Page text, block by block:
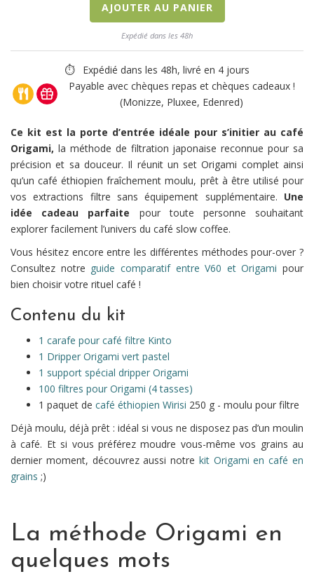
AJOUTER AU PANIER
Expédié dans les 48h
⏱ Expédié dans les 48h, livré en 4 jours
Payable avec chèques repas et chèques cadeaux !
(Monizze, Pluxee, Edenred)
Ce kit est la porte d’entrée idéale pour s’initier au café
Origami, la méthode de filtration japonaise reconnue pour sa
précision et sa douceur. Il réunit un set Origami complet ainsi
qu’un café éthiopien fraîchement moulu, prêt à être utilisé pour
vos extractions filtre sans équipement supplémentaire. Une
idée cadeau parfaite pour toute personne souhaitant
explorer facilement l’univers du café slow coffee.
Vous hésitez encore entre les différentes méthodes pour-over ?
Consultez notre guide comparatif entre V60 et Origami pour
bien choisir votre rituel café !
Contenu du kit
1 carafe pour café filtre Kinto
1 Dripper Origami vert pastel
1 support spécial dripper Origami
100 filtres pour Origami (4 tasses)
1 paquet de café éthiopien Wirisi 250 g - moulu pour filtre
Déjà moulu, déjà prêt : idéal si vous ne disposez pas d’un moulin
à café. Et si vous préférez moudre vous-même vos grains au
dernier moment, découvrez aussi notre kit Origami en café en
grains ;)
La méthode Origami en
quelques mots